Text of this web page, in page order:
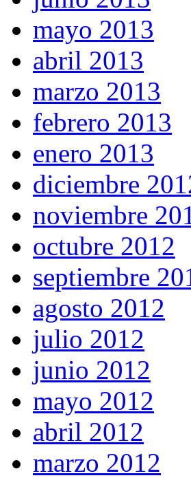
mayo 2013
abril 2013
marzo 2013
febrero 2013
enero 2013
diciembre
noviembre
octubre 2012
septiembre
agosto 2012
julio 2012
junio 2012
mayo 2012
abril 2012
marzo 2012